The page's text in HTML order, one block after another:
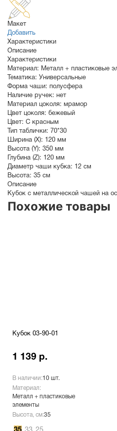
Макет
Добавить
Характеристики
Описание
Характеристики
Материал: Металл + пластиковые
Тематика: Универсальные
Форма чаши: полусфера
Наличие ручек: нет
Материал цоколя: мрамор
Цвет цоколя: бежевый
Цвет: С красным
Тип таблички: 70*30
Ширина (X): 120 мм
Высота (Y): 350 мм
Глубина (Z): 120 мм
Диаметр чаши кубка: 12 см
Высота: 35 см
Описание
Кубок с металлической чашей на
Похожие товары
Кубок 03-90-01
1 139 р.
В наличии:10 шт.
Материал:
Металл + пластиковые
элементы
Высота, см:35